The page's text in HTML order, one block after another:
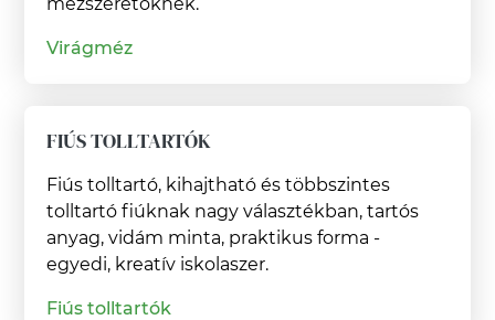
Virágméz
FIÚS TOLLTARTÓK
Fiús tolltartó, kihajtható és többszintes
tolltartó fiúknak nagy választékban, tartós
anyag, vidám minta, praktikus forma -
egyedi, kreatív iskolaszer.
Fiús tolltartók